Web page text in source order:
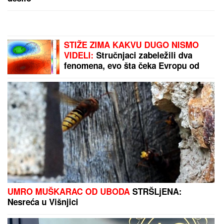
STIŽE ZIMA KAKVU DUGO NISMO
VIDELI: Stručnjaci zabeležili dva
fenomena, evo šta čeka Evropu od
UMRO MUŠKARAC OD UBODA STRŠLjENA:
Nesreća u Višnjici